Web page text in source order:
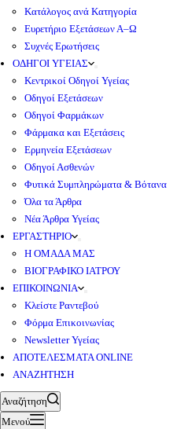
Κατάλογος ανά Κατηγορία
Ευρετήριο Εξετάσεων Α–Ω
Συχνές Ερωτήσεις
ΟΔΗΓΟΙ ΥΓΕΙΑΣ
Κεντρικοί Οδηγοί Υγείας
Οδηγοί Εξετάσεων
Οδηγοί Φαρμάκων
Φάρμακα και Εξετάσεις
Ερμηνεία Εξετάσεων
Οδηγοί Ασθενών
Φυτικά Συμπληρώματα & Βότανα
Όλα τα Άρθρα
Νέα Άρθρα Υγείας
ΕΡΓΑΣΤΗΡΙΟ
Η ΟΜΑΔΑ ΜΑΣ
ΒΙΟΓΡΑΦΙΚΟ ΙΑΤΡΟΥ
ΕΠΙΚΟΙΝΩΝΙΑ
Κλείστε Ραντεβού
Φόρμα Επικοινωνίας
Newsletter Υγείας
ΑΠΟΤΕΛΕΣΜΑΤΑ ONLINE
ΑΝΑΖΗΤΗΣΗ
Αναζήτηση
Μενού